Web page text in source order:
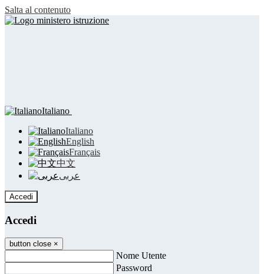
Salta al contenuto
Italiano
Italiano
English
Français
中文
عربى
Accedi
Accedi
button close ×
Nome Utente
Password